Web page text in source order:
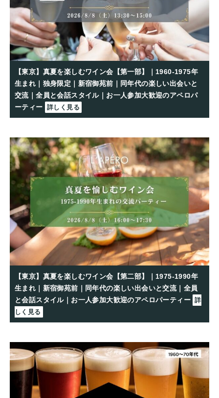
【東京】真夏を楽しむワイン会【第一部】｜1960-1975年
生まれ｜独身限定｜新宿御苑前｜同年代の楽しい出会いと
交流｜全員と会話スタイル｜お一人参加大歓迎のアペロパ
ーティー 詳しく見る
【東京】真夏を楽しむワイン会【第二部】｜1975-1990年
生まれ｜新宿御苑前｜同年代の楽しい出会いと交流｜全員
と会話スタイル｜お一人参加大歓迎のアペロパーティー 詳
しく見る